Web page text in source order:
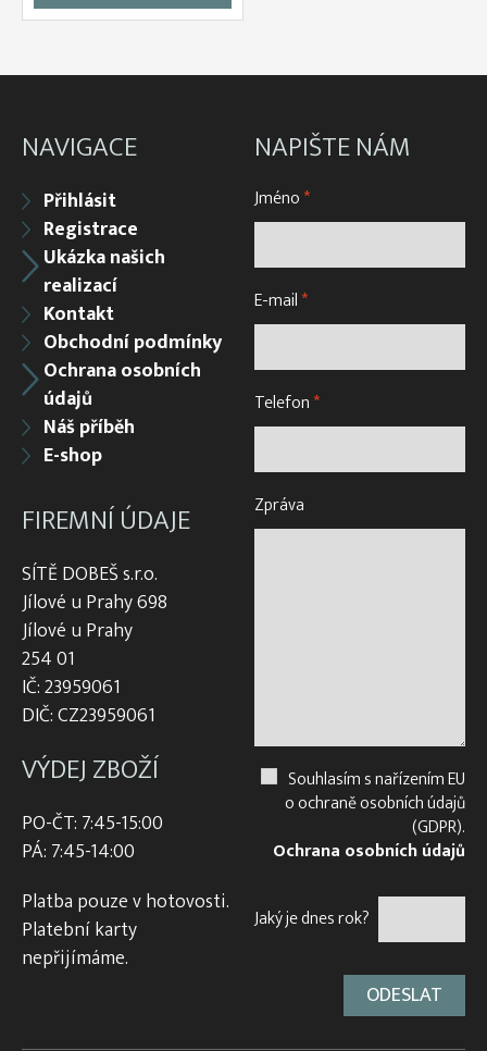
NAVIGACE
Přihlásit
Registrace
Ukázka našich
realizací
Kontakt
Obchodní podmínky
Ochrana osobních
údajů
Náš příběh
E-shop
FIREMNÍ ÚDAJE
SÍTĚ DOBEŠ s.r.o.
Jílové u Prahy 698
Jílové u Prahy
254 01
IČ: 23959061
DIČ: CZ23959061
VÝDEJ ZBOŽÍ
PO-ČT: 7:45-15:00
PÁ: 7:45-14:00
Platba pouze v hotovosti.
Platební karty
nepřijímáme.
NAPIŠTE NÁM
Jméno*
E-mail*
Telefon*
Zpráva
Souhlasím s nařízením EU
o ochraně osobních údajů
(GDPR).
Ochrana osobních údajů
Jaký je dnes rok?